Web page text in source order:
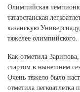
Санкт-Петербург и ЛО (3)
Саратовская область (1)
Свердловская область (5)
Северная Осетия (2)
Ставропольский край (5)
Томская область (1)
Тульская область (1)
Олимпийская
татарстанская
казанскую
тяжелее олимпийского.
Как отметила
стартом в нынешнем
Очень тяжело было
отметила